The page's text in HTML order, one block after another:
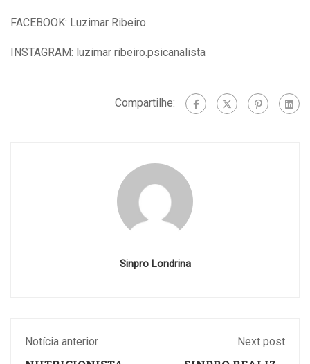
FACEBOOK: Luzimar Ribeiro
INSTAGRAM: luzimar ribeiro.psicanalista
Compartilhe:
Sinpro Londrina
Notícia anterior Next post